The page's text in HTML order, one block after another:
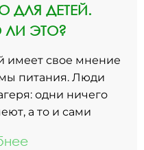
ДЛЯ ДЕТЕЙ.
ЛИ ЭТО?
имеет свое мнение
питания. Люди
одни ничего
а то и сами